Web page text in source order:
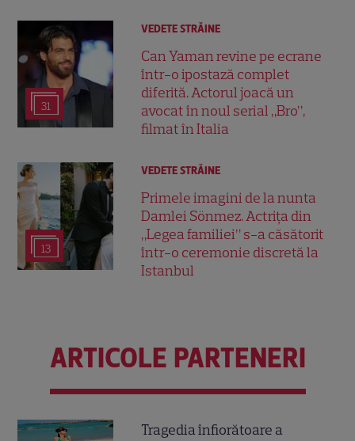
31
VEDETE STRĂINE
Can Yaman revine pe ecrane
într-o ipostază complet
diferită. Actorul joacă un
avocat în noul serial „Bro”,
filmat în Italia
13
VEDETE STRĂINE
Primele imagini de la nunta
Damlei Sönmez. Actrița din
„Legea familiei” s-a căsătorit
într-o ceremonie discretă la
Istanbul
ARTICOLE PARTENERI
Tragedia înfiorătoare a